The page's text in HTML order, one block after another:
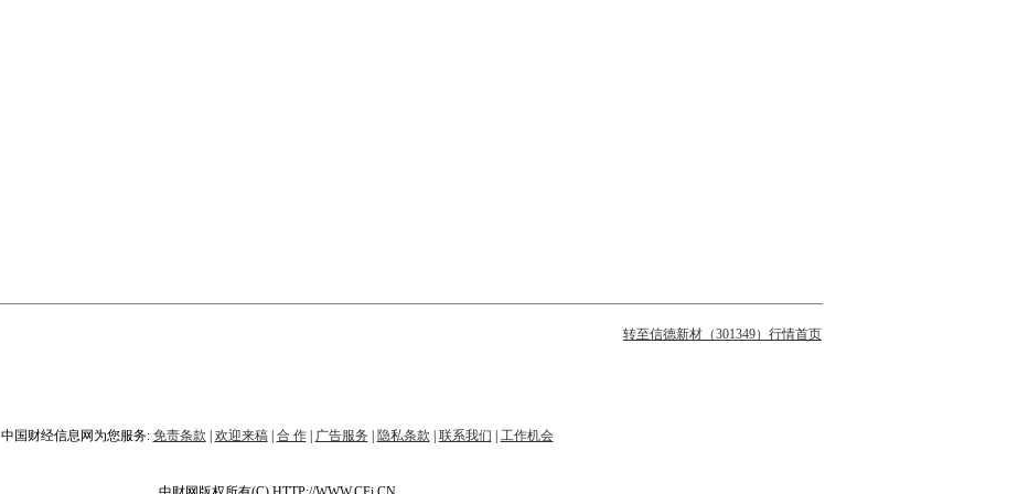
转至信德新材（301349）行情首页
中国财经信息网为您服务: 免责条款 欢迎来稿| 合 作| 广告服务 隐私条款 联系我们 工作机会